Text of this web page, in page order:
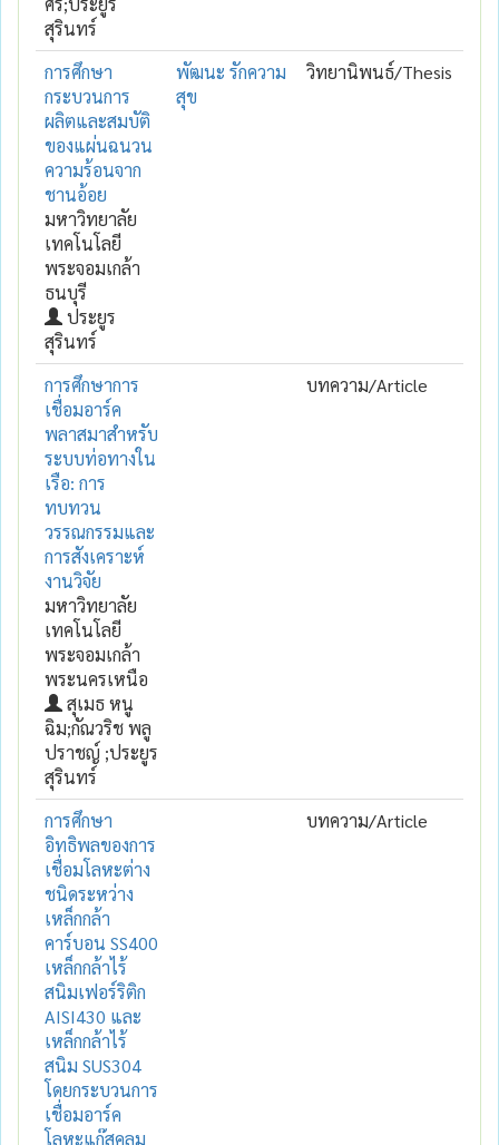
สุรินทร์
การศึกษา
กระบวนการ
ผลิตและสมบัติ
ของแผ่นฉนวน
ความร้อนจาก
ชานอ้อย
มหาวิทยาลัย
เทคโนโลยี
พระจอมเกล้า
ธนบุรี
ประยูร
สุรินทร์
พัฒนะ รักความ
สุข
วิทยานิพนธ์/Thesis
การศึกษาการ
เชื่อมอาร์ค
พลาสมาสำหรับ
ระบบท่อทางใน
เรือ: การ
ทบทวน
วรรณกรรมและ
การสังเคราะห์
งานวิจัย
มหาวิทยาลัย
เทคโนโลยี
พระจอมเกล้า
พระนครเหนือ
สุเมธ หนู
ฉิม;กัณวริช พลู
ปราชญ์ ;ประยูร
สุรินทร์
บทความ/Article
การศึกษา
อิทธิพลของการ
เชื่อมโลหะต่าง
ชนิดระหว่าง
เหล็กกล้า
คาร์บอน SS400
เหล็กกล้าไร้
สนิมเฟอร์ริติก
AISI430 และ
เหล็กกล้าไร้
สนิม SUS304
โดยกระบวนการ
เชื่อมอาร์ค
โลหะแก๊สคลุม
บทความ/Article